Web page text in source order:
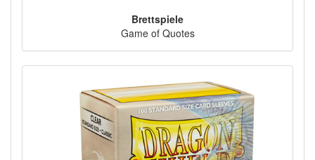
Brettspiele
Game of Quotes